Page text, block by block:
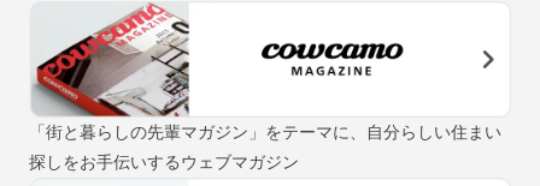
「街と暮らしの先輩マガジン」をテーマに、自分らしい住まい
探しをお手伝いするウェブマガジン